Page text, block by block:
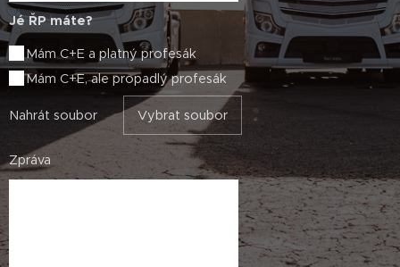
Jé ŘP máte?
Mám C+E a platný profesák
Mám C+E, ale propadlý profesák
Nahrát soubor Vybrat soubor
Zpráva